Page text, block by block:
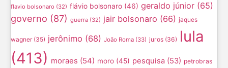
flavio bolsonaro (32) flávio bolsonaro (46) geraldo júnior (65)
governo (87) guerra (32) jair bolsonaro (66) jaques
wagner(35) jerônimo (68) João Roma (33) juros (36) lula
(413) moraes (54) moro (45) pesquisa (53) petrobras